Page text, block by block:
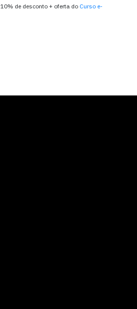
10% de desconto + oferta do Curso e-